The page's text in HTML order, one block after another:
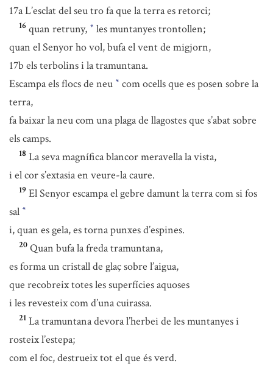
17a L’esclat del seu tro fa que la terra es retorci;
16 quan retruny, * les muntanyes trontollen;
quan el Senyor ho vol, bufa el vent de migjorn,
17b els terbolins i la tramuntana.
Escampa els flocs de neu * com ocells que es posen sobre la
terra,
fa baixar la neu com una plaga de llagostes que s’abat sobre
els camps.
18 La seva magnífica blancor meravella la vista,
i el cor s’extasia en veure-la caure.
19 El Senyor escampa el gebre damunt la terra com si fos
sal *
i, quan es gela, es torna punxes d’espines.
20 Quan bufa la freda tramuntana,
es forma un cristall de glaç sobre l’aigua,
que recobreix totes les superfícies aquoses
i les revesteix com d’una cuirassa.
21 La tramuntana devora l’herbei de les muntanyes i
rosteix l’estepa;
com el foc, destrueix tot el que és verd.